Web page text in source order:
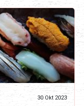
30 Okt 2023